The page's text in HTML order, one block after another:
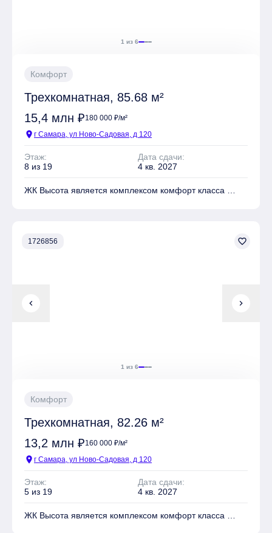
1 из 6
Комфорт
Трехкомнатная, 85.68 м²
15,4 млн ₽180 000 ₽/м²
location_on г Самара, ул Ново-Садовая, д 120
Этаж:
8 из 19
Дата сдачи:
4 кв. 2027
ЖК Высота является комплексом комфорт класса
chevron_left chevron_right
1 из 6
1726856 favorite_border
Комфорт
Трехкомнатная, 82.26 м²
13,2 млн ₽160 000 ₽/м²
location_on г Самара, ул Ново-Садовая, д 120
Этаж:
5 из 19
Дата сдачи:
4 кв. 2027
ЖК Высота является комплексом комфорт класса